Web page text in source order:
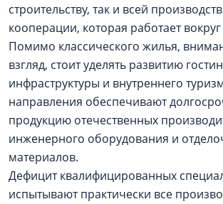
строительству, так и всей
кооперации, которая работает вокруг
Помимо классического жилья,
взгляд, стоит уделять развитию
инфраструктуры и внутреннего
направления обеспечивают
продукцию отечественных
инженерного оборудования и
материалов.
Дефицит квалифицированных
испытывают практически все